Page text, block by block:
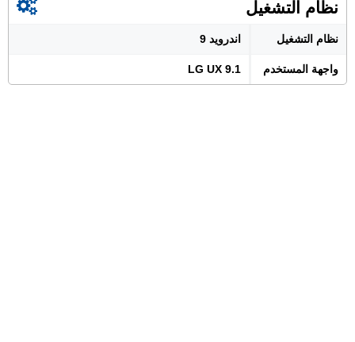
نظام التشغيل
نظام التشغيل اندرويد 9
واجهة المستخدم LG UX 9.1